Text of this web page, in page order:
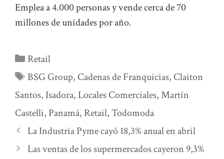
Emplea a 4.000 personas y vende cerca de 70
millones de unidades por año.
Categorías
Retail
Etiquetas
BSG Group, Cadenas de Franquicias, Claiton
Santos, Isadora,Locales Comerciales,Martín
Castelli, Panamá, Retail,Todomoda
La Industria Pyme cayó 18,3% anual en abril
Las ventas de los supermercados cayeron 9,3%